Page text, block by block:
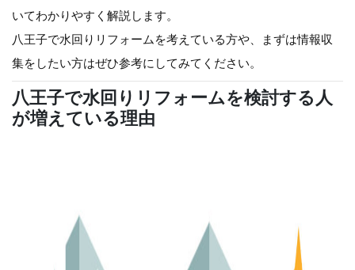
いてわかりやすく解説します。
八王子で水回りリフォームを考えている方や、まずは情報収
集をしたい方はぜひ参考にしてみてください。
八王子で水回りリフォームを検討する人
が増えている理由